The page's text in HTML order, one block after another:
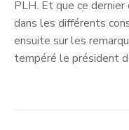
PLH. Et que ce
dans les différents
ensuite sur les
tempéré le président